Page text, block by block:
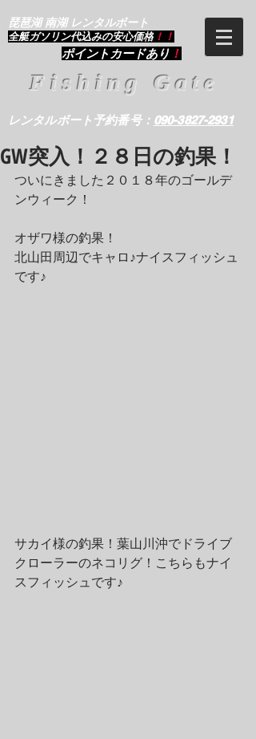
琵琶湖 南湖 レンタルボート
​全艇ガソリン代込みの安心価格 ！！
ポイントカードあり ！
Fishing Gate
レンタルボート予約番号： 090-3827-2931
GW突入！２８日の釣果！
ついにきました２０１８年のゴールデ
ンウィーク！
オザワ様の釣果！
北山田周辺でキャロ♪ナイスフィッシュ
です♪
サカイ様の釣果！葉山川沖でドライブ
クローラーのネコリグ！こちらもナイ
スフィッシュです♪